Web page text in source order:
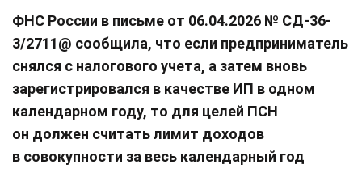
ФНС России в письме от 06.04.2026 № СД-36-
3/2711@ сообщила, что если предприниматель
снялся с налогового учета, а затем вновь
зарегистрировался в качестве ИП в одном
календарном году, то для целей ПСН
он должен считать лимит доходов
в совокупности за весь календарный год